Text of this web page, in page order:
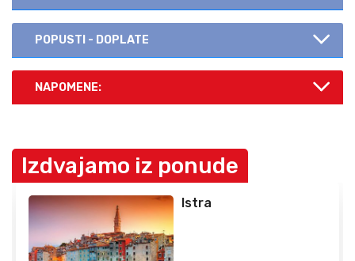
POPUSTI - DOPLATE
NAPOMENE:
Izdvajamo iz ponude
Istra